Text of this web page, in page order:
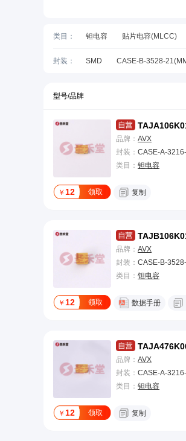
类目 ： 钽电容 贴片电容(MLCC)
封装 ： SMD CASE-B-3528-
1206 [(3216 (MM)]
CASE-V-7361-38(MM)
型号/品牌
品牌： AVX
封装： CASE-A-
类目： 钽电容
￥ 12 领取 复制
品牌： AVX
封装： CASE-B-
类目： 钽电容
￥ 12 领取 数据手册
品牌： AVX
封装： CASE-A-
类目： 钽电容
￥ 12 领取 复制